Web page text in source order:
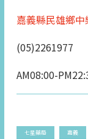
嘉義縣民雄鄉
(05)2261977
AM08:00-
七星藥局 嘉義